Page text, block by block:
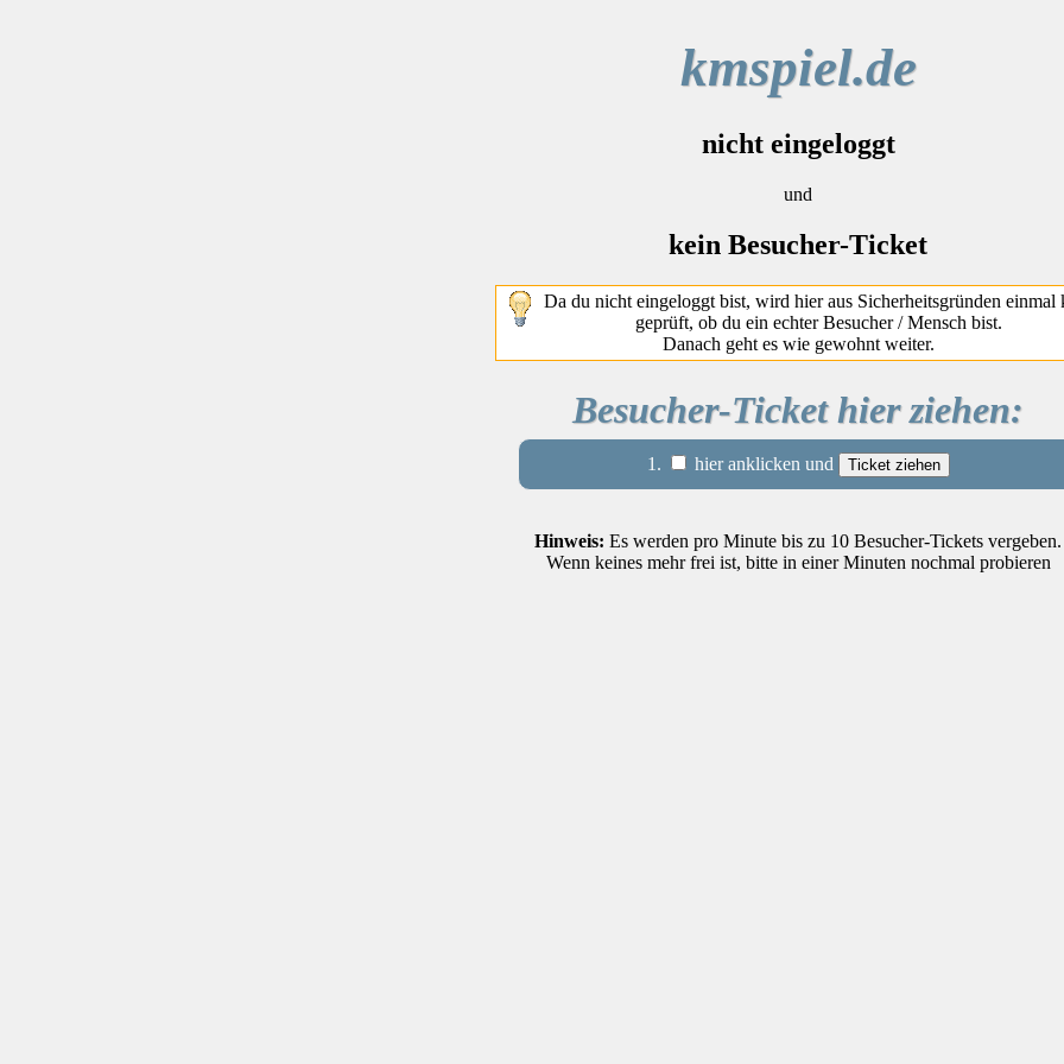
kmspiel.de
nicht eingeloggt
und
kein Besucher-Ticket
Da du nicht eingeloggt bist, wird hier aus Sicherheitsgründen einmal
geprüft, ob du ein echter Besucher / Mensch bist.
Danach geht es wie gewohnt weiter.
Besucher-Ticket hier ziehen:
1. hier anklicken und
Hinweis: Es werden pro Minute bis zu 10 Besucher-Tickets vergeben.
Wenn keines mehr frei ist, bitte in einer Minuten nochmal probieren